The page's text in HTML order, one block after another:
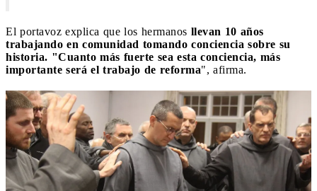
El portavoz explica que los hermanos llevan 10 años
trabajando en comunidad tomando conciencia sobre su
historia. "Cuanto más fuerte sea esta conciencia, más
importante será el trabajo de reforma", afirma.